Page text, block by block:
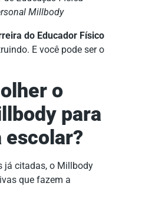
Millbody
do Educador Físico
E você pode ser o
o
para
escolar?
já citadas, o Millbody
que fazem a